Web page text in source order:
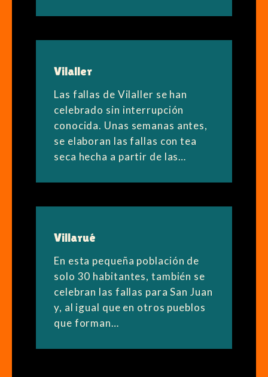
Vilaller
Las fallas de Vilaller se han
celebrado sin interrupción
conocida. Unas semanas antes,
se elaboran las fallas con tea
seca hecha a partir de las…
Villarué
En esta pequeña población de
solo 30 habitantes, también se
celebran las fallas para San Juan
y, al igual que en otros pueblos
que forman…